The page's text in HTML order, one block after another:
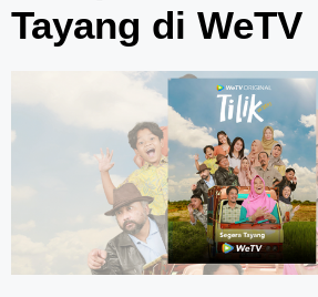
Tayang di WeTV